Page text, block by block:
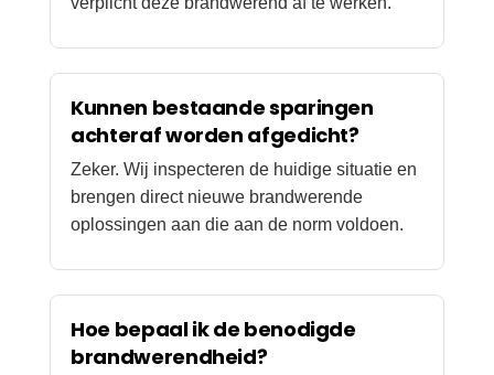
Kunnen bestaande sparingen
achteraf worden afgedicht?
Zeker. Wij inspecteren de huidige situatie en
brengen direct nieuwe brandwerende
oplossingen aan die aan de norm voldoen.
Hoe bepaal ik de benodigde
brandwerendheid?